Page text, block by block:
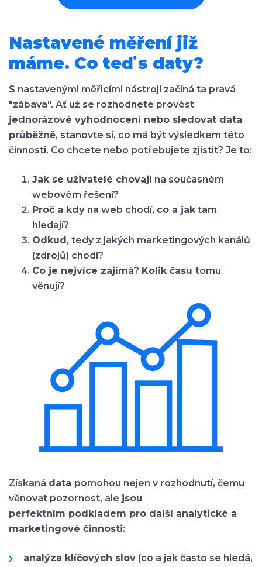
Nastavené měření již
máme. Co teď s daty?
S nastavenými měřicími nástroji začíná ta pravá
"zábava". Ať už se rozhodnete provést
jednorázové vyhodnocení nebo sledovat data
průběžně, stanovte si, co má být výsledkem této
činnosti. Co chcete nebo potřebujete zjistit? Je to:
Jak se uživatelé chovajína současném
webovém řešení?
Proč a kdy na web chodí, co a jaktam
hledají?
Odkud , tedy z jakých marketingových kanálů
(zdrojů) chodí?
Co je nejvíce zajímá? Kolik času tomu
věnují?
Získaná data pomohou nejen v rozhodnutí, čemu
věnovat pozornost, ale jsou
perfektním podkladem pro další analytické a
marketingové činnosti:
analýza klíčových slov (co a jak často se hledá,